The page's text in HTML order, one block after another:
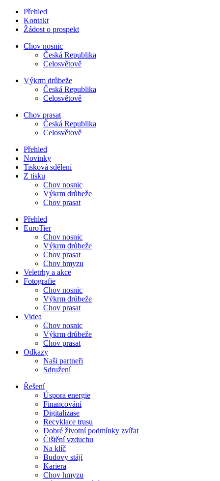
Přehled
Kontakt
Žádost o prospekt
Chov nosnic
Česká Republika
Celosvětově
Výkrm drůbeže
Česká Republika
Celosvětově
Chov prasat
Česká Republika
Celosvětově
Přehled
Novinky
Tisková sdělení
Z tisku
Chov nosnic
Výkrm drůbeže
Chov prasat
Přehled
EuroTier
Chov nosnic
Výkrm drůbeže
Chov prasat
Chov hmyzu
Veletrhy a akce
Fotografie
Chov nosnic
Výkrm drůbeže
Chov prasat
Videa
Chov nosnic
Výkrm drůbeže
Chov prasat
Odkazy
Naši partneři
Sdružení
Řešení
Úspora energie
Financování
Digitalizase
Recyklace trusu
Dobré životní podmínky zvířat
Čištění vzduchu
Na klíč
Budovy stájí
Kariera
Chov hmyzu